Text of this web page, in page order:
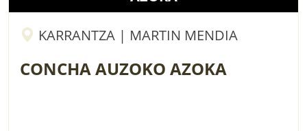
KARRANTZA | MARTIN MENDIA
CONCHA AUZOKO AZOKA